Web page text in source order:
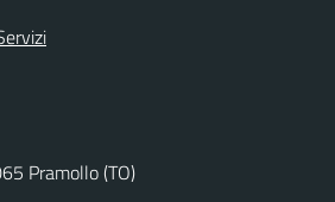
Pramollo (TO)